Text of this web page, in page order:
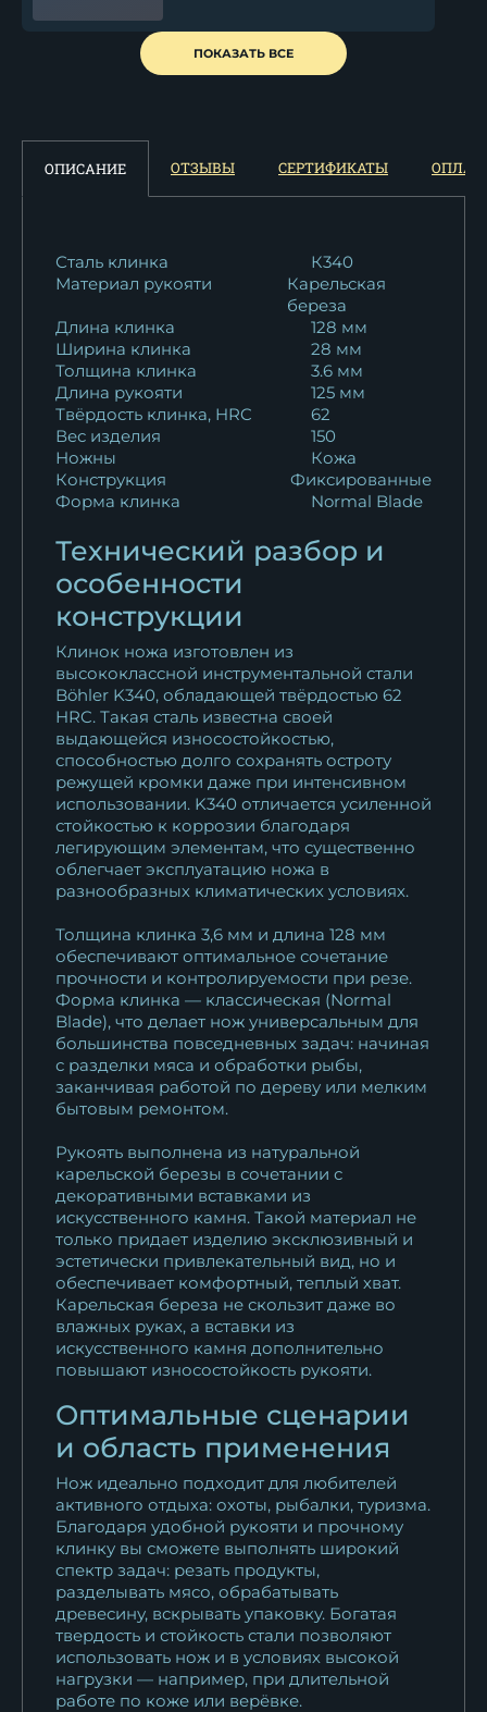
Нож Барс КН-01 рукоять
черный граб...
Нож Барс дамаск
ламинированный с...
Нож разделочный "Барс"...
10 016
Нож Барс сталь кованая
Х12МФ-сатин...
13 188
Нож Барс сталь N690 сатин
15 950
Нож Барс дамаск полный
камень рукоять...
17 142 ₽
черный граб...
14 310₽
Нож Барс M390
стабилизированная...
27 470₽
Нож Барс сталь ELMAX -
сатин рукоять...
26 543₽
Нож Барс дамаск
ламинированный резная...
31 361₽
Нож Барс сталь Х12МФ-сатин
рукоять...
10 922
Нож Барс сталь булат
рукоять...
18 389₽
Нож Барс дамаск
ламинированный...
23 487₽
Нож Барс дамаск
ламинированный...
23 487₽
Нож Барс дамаск
нержавеющий карбон...
30 115₽
Нож Барс сталь RWL-34
рукоять...
18 763₽
ПОКАЗАТЬ ВСЕ
ОПИСАНИЕ ОТЗЫВЫ СЕРТИФИКАТЫ
Сталь клинка
К340
Материал рукояти
Карельская
береза
Длина клинка
128 мм
Ширина клинка
28 мм
Толщина клинка
3.6 мм
Длина рукояти
125 мм
Твёрдость клинка, HRC
62
Вес изделия
150
Ножны
Кожа
Конструкция
Фиксированные
Форма клинка
Normal Blade
Технический разбор и
особенности
конструкции
Клинок ножа изготовлен из
высококлассной инструментальной стали
Böhler K340, обладающей твёрдостью 62
HRC. Такая сталь известна своей
выдающейся износостойкостью,
способностью долго сохранять остроту
режущей кромки даже при интенсивном
использовании. K340 отличается усиленной
стойкостью к коррозии благодаря
легирующим элементам, что существенно
облегчает эксплуатацию ножа в
разнообразных климатических условиях.
Толщина клинка 3,6 мм и длина 128 мм
обеспечивают оптимальное сочетание
прочности и контролируемости при резе.
Форма клинка — классическая (Normal
Blade), что делает нож универсальным для
большинства повседневных задач: начиная
с разделки мяса и обработки рыбы,
заканчивая работой по дереву или мелким
бытовым ремонтом.
Рукоять выполнена из натуральной
карельской березы в сочетании с
декоративными вставками из
искусственного камня. Такой материал не
только придает изделию эксклюзивный и
эстетически привлекательный вид, но и
обеспечивает комфортный, теплый хват.
Карельская береза не скользит даже во
влажных руках, а вставки из
искусственного камня дополнительно
повышают износостойкость рукояти.
Оптимальные сценарии
и область применения
Нож идеально подходит для любителей
активного отдыха: охоты, рыбалки, туризма.
Благодаря удобной рукояти и прочному
клинку вы сможете выполнять широкий
спектр задач: резать продукты,
разделывать мясо, обрабатывать
древесину, вскрывать упаковку. Богатая
твердость и стойкость стали позволяют
использовать нож и в условиях высокой
нагрузки — например, при длительной
работе по коже или верёвке.